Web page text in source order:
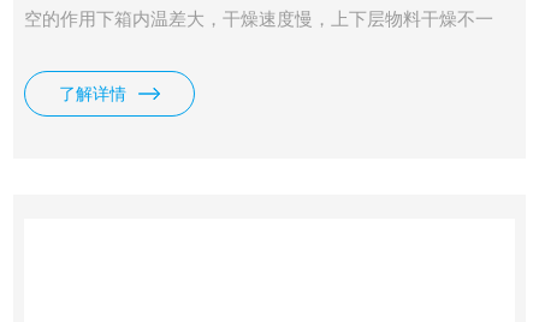
空的作用下箱内温差大，干燥速度慢，上下层物料干燥不一
烘盘延长干燥时间，而设计制作的一种新型真空干燥设备。
了解详情